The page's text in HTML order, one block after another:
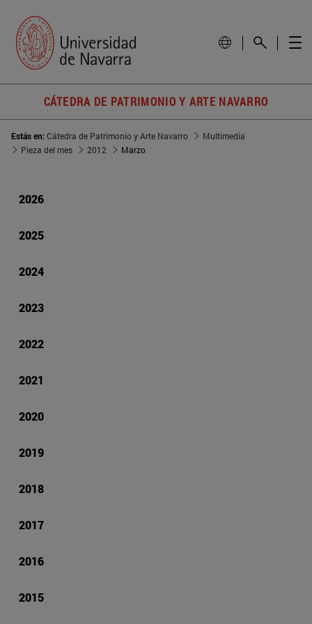
CÁTEDRA DE PATRIMONIO Y ARTE NAVARRO
Estás en:Cátedra de Patrimonio y Arte Navarro
Multimedia
Pieza del mes
2012 Marzo
2026
2025
2024
2023
2022
2021
2020
2019
2018
2017
2016
2015